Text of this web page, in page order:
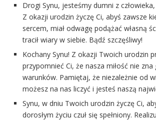
Drogi Synu, jesteśmy dumni z
Z okazji urodzin życzę Ci, abyś zawsze
sercem, miał odwagę podążać własną
tracił wiary w siebie. Bądź szczęśliwy!
Kochany Synu! Z okazji Twoich urodzin
przypomnieć Ci, że nasza miłość nie zna
warunków. Pamiętaj, że niezależnie od
możesz na nas liczyć i jesteś naszą
Synu, w dniu Twoich urodzin życzę Ci,
dorosłym życiu czuł się spełniony.